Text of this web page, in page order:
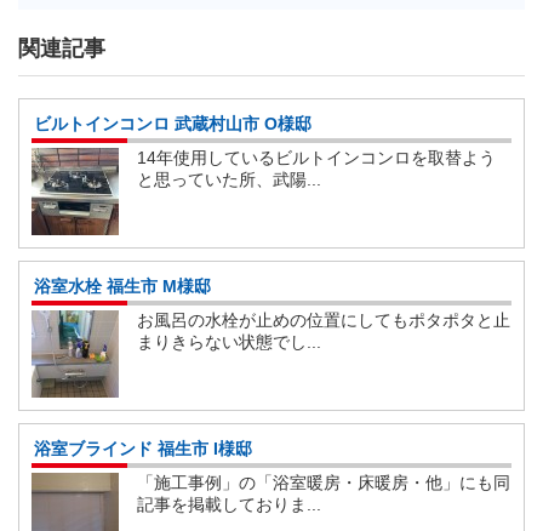
関連記事
ビルトインコンロ 武蔵村山市 O様邸
14年使用しているビルトインコンロを取替よう
と思っていた所、武陽...
浴室水栓 福生市 M様邸
お風呂の水栓が止めの位置にしてもポタポタと止
まりきらない状態でし...
浴室ブラインド 福生市 I様邸
「施工事例」の「浴室暖房・床暖房・他」にも同
記事を掲載しておりま...